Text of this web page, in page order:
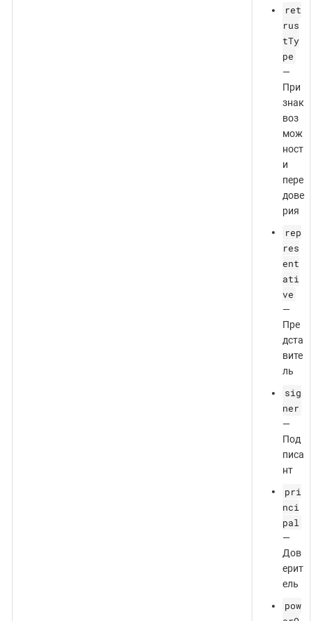
ret
rus
tTy
pe
—
При
знак
воз
мож
ност
и
пере
дове
рия
rep
res
ent
ati
ve
—
Пре
дста
вите
ль
sig
ner
—
Под
писа
нт
pri
nci
pal
—
Дов
ерит
ель
pow